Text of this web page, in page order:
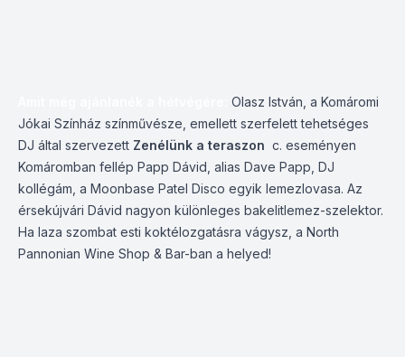
Olasz István, a Komáromi
Jókai Színház színművésze, emellett szerfelett tehetséges
DJ által szervezett Zenélünk a teraszon c. eseményen
Komáromban fellép Papp Dávid, alias Dave Papp, DJ
kollégám, a Moonbase Patel Disco egyik lemezlovasa. Az
érsekújvári Dávid nagyon különleges bakelitlemez-szelektor.
Ha laza szombat esti koktélozgatásra vágysz, a North
Pannonian Wine Shop & Bar-ban a helyed!